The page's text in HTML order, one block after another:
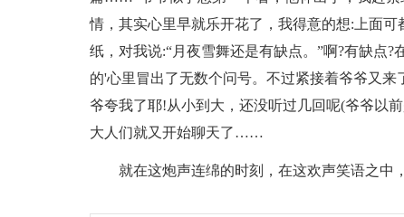
情，其实心里早就乐开花了，我得意的想:上面
纸，对我说:“月夜雪舞还是有缺点。”啊?有缺点
的'心里冒出了无数个问号。不过紧接着爷爷又
爷夸我了耶!从小到大，还没听过几回呢(爷爷以
大人们就又开始聊天了……
就在这炮声连绵的时刻，在这欢声笑语之中